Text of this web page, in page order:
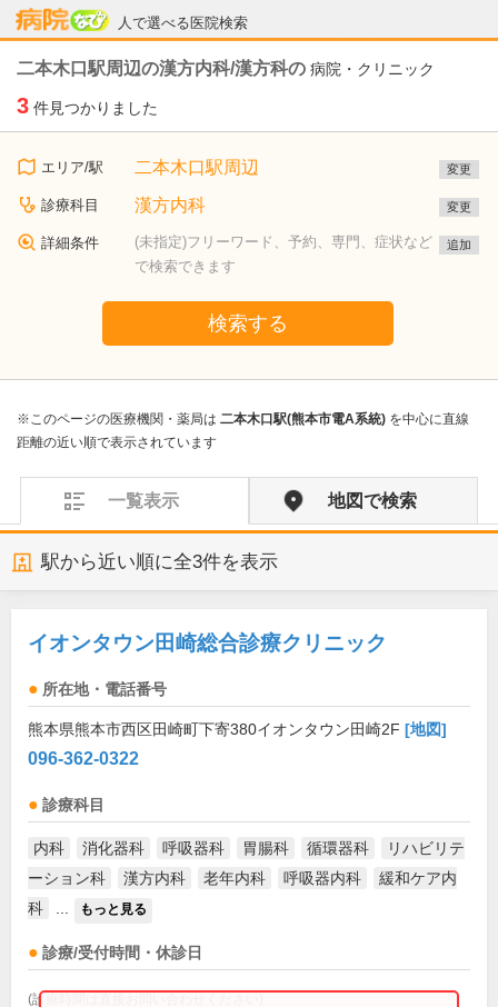
人で選べる医院検索
病院なび
二本木口駅周辺の漢方内科/漢方科の 病院・クリニック
3 件見つかりました
エリア/駅 二本木口駅周辺 変更
診療科目 漢方内科 変更
詳細条件
(未指定)フリーワード、予約、専門、症状など
で検索できます
追加
検索する
※このページの医療機関・薬局は 二本木口駅(熊本市電A系統) を中心に直線
距離の近い順で表示されています
一覧表示 地図で検索
駅から近い順に全3件を表示
イオンタウン田崎総合診療クリニック
所在地・電話番号
熊本県熊本市西区田崎町下寄380イオンタウン田崎2F [地図]
096-362-0322
診療科目
内科 消化器科 呼吸器科 胃腸科 循環器科
リハビリテ
ーション科
漢方内科 老年内科 呼吸器内科
緩和ケア内
科
もっと見る
診療/受付時間・休診日
(診療時間は直接お問い合わせください)